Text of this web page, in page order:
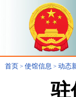
首页 > 使馆信息 > 动态
驻